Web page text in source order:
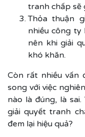
tranh chấp sẽ
Thỏa thuận
nhiều công
nên khi giải
khó khăn.
Còn rất nhiều vấn
song với việc
nào là đúng, là
giải quyết tranh
đem lại hiệu quả?